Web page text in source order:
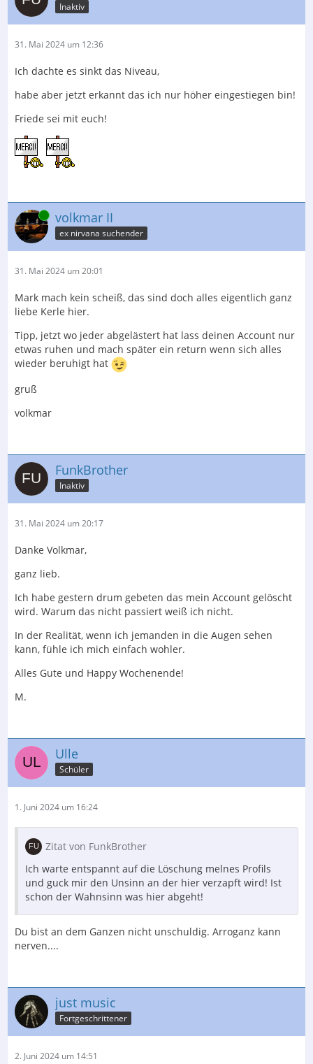
Inaktiv
31. Mai 2024 um 12:36
Ich dachte es sinkt das Niveau,
habe aber jetzt erkannt das ich nur höher eingestiegen bin!
Friede sei mit euch!
Online volkmar II
ex nirvana suchender
31. Mai 2024 um 20:01
Mark mach kein scheiß, das sind doch alles eigentlich ganz
liebe Kerle hier.
Tipp, jetzt wo jeder abgelästert hat lass deinen Account nur
etwas ruhen und mach später ein return wenn sich alles
wieder beruhigt hat
gruß
volkmar
FunkBrother
Inaktiv
31. Mai 2024 um 20:17
Danke Volkmar,
ganz lieb.
Ich habe gestern drum gebeten das mein Account gelöscht
wird. Warum das nicht passiert weiß ich nicht.
In der Realität, wenn ich jemanden in die Augen sehen
kann, fühle ich mich einfach wohler.
Alles Gute und Happy Wochenende!
M.
Ulle
Schüler
1. Juni 2024 um 16:24
Zitat von FunkBrother
Ich warte entspannt auf die Löschung melnes Profils
und guck mir den Unsinn an der hier verzapft wird! Ist
schon der Wahnsinn was hier abgeht!
Du bist an dem Ganzen nicht unschuldig. Arroganz kann
nerven....
just music
Fortgeschrittener
2. Juni 2024 um 14:51